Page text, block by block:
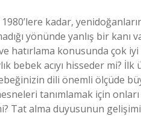
kadar,
yönünde yanlış bir kanı
hatırlama konusunda çok
bebek acıyı hisseder mi? İlk
dili önemli ölçüde
tanımlamak için
Tat alma duyusunun